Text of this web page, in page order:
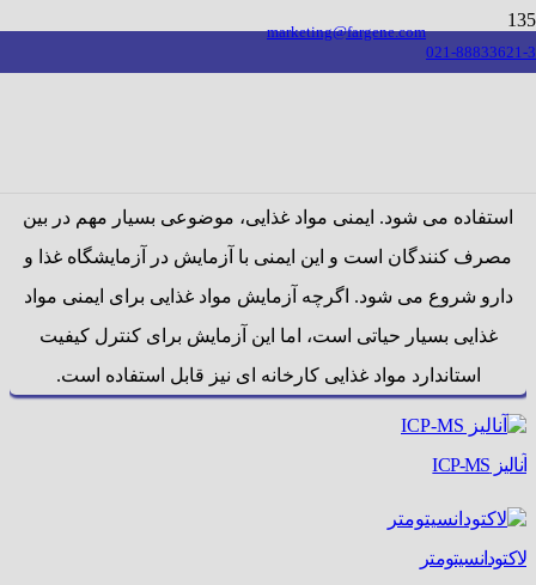
021-88833621-3
marketing@fargene.com
تجهیزات غذا و دارو
استفاده می شود. ایمنی مواد غذایی، موضوعی بسیار مهم در بین
مصرف کنندگان است و این ایمنی با آزمایش در آزمایشگاه غذا و
دارو شروع می شود. اگرچه آزمایش مواد غذایی برای ایمنی مواد
غذایی بسیار حیاتی است، اما این آزمایش برای کنترل کیفیت
استاندارد مواد غذایی کارخانه ای نیز قابل استفاده است.
آنالیز ICP-MS
لاکتودانسیتومتر